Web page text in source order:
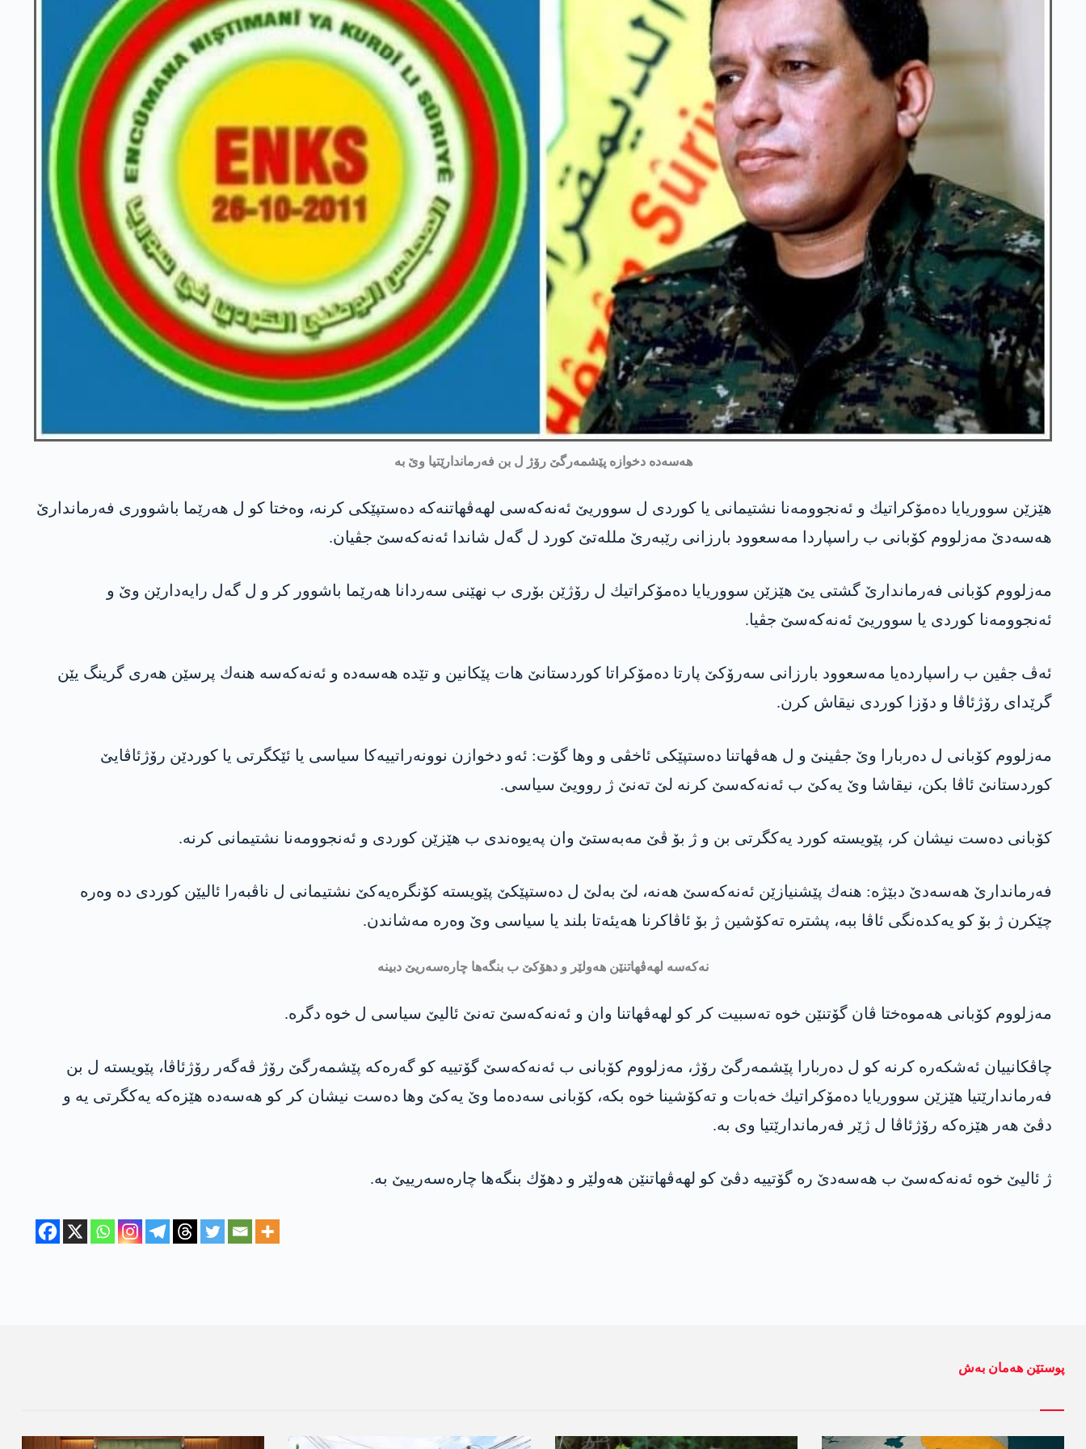
هه‌سه‌ده‌ دخوازه‌ پێشمه‌رگێ رۆژ ل بن فه‌رماندارێتیا وێ به‌
هێزێن سووریایا ده‌مۆكراتیك و ئه‌نجوومەنا نشتیمانی یا كوردی ل سووریێ ئه‌نه‌كه‌سی لهه‌ڤهاتنه‌كه‌ ده‌ستپێكی كرنه‌، وه‌ختا كو ل هه‌رێما باشووری فه‌رماندارێ
هه‌سه‌دێ مه‌زلووم كۆبانی ب راسپاردا مه‌سعوود بارزانی رێبه‌رێ ملله‌تێ كورد ل گه‌ل شاندا ئه‌نه‌كه‌سێ جڤیان.
مه‌زلووم كۆبانی فه‌رماندارێ گشتی یێ هێزێن سووریایا ده‌مۆكراتیك ل رۆژێن بۆری ب نهێنی سه‌ردانا هه‌رێما باشوور كر و ل گه‌ل رایه‌دارێن وێ و
ئه‌نجوومه‌نا كوردی یا سووریێ ئه‌نه‌كه‌سێ جڤیا.
ئه‌ڤ جڤین ب راسپارده‌یا مه‌سعوود بارزانی سه‌رۆكێ پارتا ده‌مۆكراتا كوردستانێ هات پێكانین و تێده‌ هه‌سه‌ده‌ و ئه‌نه‌كه‌سه‌ هنه‌ك پرسێن هه‌ری گرینگ یێن
گرێدای رۆژئاڤا و دۆزا كوردی نیقاش كرن.
مه‌زلووم كۆبانی ل ده‌ربارا وێ جڤینێ و ل هه‌ڤهاتنا ده‌ستپێكی ئاخڤی و وها گۆت: ئه‌و دخوازن نوونەراتییەکا سیاسی یا ئێکگرتی یا کوردێن رۆژئاڤایێ
کوردستانێ ئاڤا بکن، نیقاشا وێ یه‌كێ ب ئه‌نه‌كه‌سێ كرنه‌ لێ ته‌نێ ژ روویێ سیاسی.
كۆبانی ده‌ست نیشان كر، پێویسته‌ کورد یه‌كگرتی بن و ژ بۆ ڤێ مه‌به‌ستێ وان په‌یوه‌ندی ب هێزێن كوردی و ئه‌نجوومه‌نا نشتیمانی كرنه‌.
فه‌رماندارێ هه‌سه‌دێ دبێژه‌: هنه‌ك پێشنیازێن ئەنەکەسێ هه‌نه‌، لێ به‌لێ ل ده‌ستپێكێ پێویسته‌ كۆنگره‌یه‌كێ نشتیمانی ل ناڤبه‌را ئالیێن كوردی ده‌ وه‌ره‌
چێكرن ژ بۆ كو یه‌كده‌نگی ئاڤا ببه‌، پشتره‌ ته‌كۆشین ژ بۆ ئاڤاكرنا هه‌یئه‌تا بلند یا سیاسی وێ وه‌ره‌ مه‌شاندن.
نه‌كه‌سه‌ لهه‌ڤهاتنێن هه‌ولێر و دهۆكێ ب بنگه‌ها چاره‌سه‌ریێ دبینه‌
مه‌زلووم كۆبانی هه‌موه‌ختا ڤان گۆتنێن خوه‌ ته‌سبیت كر كو لهه‌ڤهاتنا وان و ئه‌نه‌كه‌سێ ته‌نێ ئالیێ سیاسی ل خوه‌ دگره.
چاڤكانییان ئه‌شكه‌ره‌ كرنه‌ كو ل ده‌ربارا پێشمه‌رگێ رۆژ، مه‌زلووم كۆبانی ب ئه‌نه‌كه‌سێ گۆتییه‌ كو گه‌ره‌كه‌ پێشمه‌رگێ رۆژ ڤه‌گه‌ر رۆژئاڤا، پێویسته‌ ل بن
فه‌رماندارێتیا هێزێن سووریایا ده‌مۆكراتیك خه‌بات و ته‌كۆشینا خوه‌ بكه‌، كۆبانی سه‌ده‌ما وێ یه‌كێ وها ده‌ست نیشان كر كو هه‌سه‌ده‌ هێزه‌كه‌ یه‌كگرتی یه‌ و
دڤێ هه‌ر هێزه‌كه‌ رۆژئاڤا ل ژێر فه‌رماندارێتیا وی به‌.
ژ ئالیێ خوه‌ ئه‌نه‌كه‌سێ ب هه‌سه‌دێ ره‌ گۆتییه‌ دڤێ كو لهه‌ڤهاتنێن هه‌ولێر و دهۆك بنگه‌ها چاره‌سه‌رییێ به‌.
پوستێن ھەمان بەش